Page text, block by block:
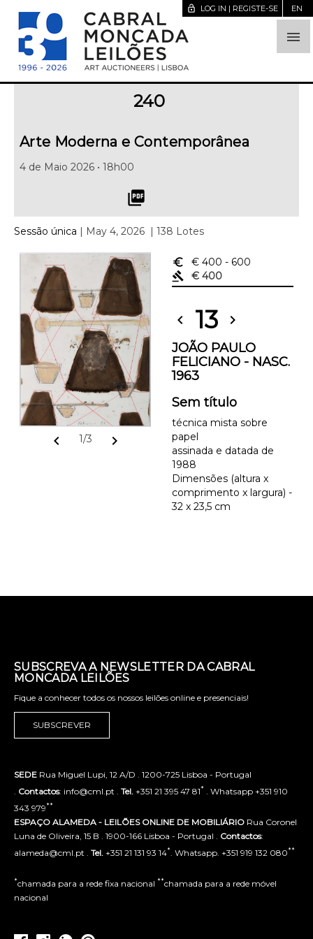

lock_open LOG IN | REGISTE-SE EN
240
Arte Moderna e Contemporânea
4 de Maio 2026 • 18h00
picture_as_pdf
Sessão única | May 4, 2026 | 138 Lotes
chevron_left 1/3 chevron_right
euro_symbol € 400 - 600
gavel
€ 400
chevron_left 13 chevron_right
JOÃO PAULO
FELICIANO - NASC.
1963
Sem título
técnica mista sobre
papel
assinada e datada de
1988
Dimensões (altura x
comprimento x largura) -
32 x 23,5 cm
SUBSCREVA A NEWSLETTER DA CABRAL
MONCADA LEILÕES
Fique a conhecer todos os nossos leilões online e presenciais!
SUBSCREVER
SEDE Rua Miguel Lupi, 12 A/D . 1200-725 Lisboa - Portugal
Contactos: info@cml.pt . Tel. +351 21 395 47 81* . Whatsapp +351 910
343 979**
ESPAÇO ALAMEDA - LEILÕES ONLINE DE MOBILIÁRIO Rua Coronel
Luna de Oliveira, 15 B . 1900-166 Lisboa - Portugal . Contactos:
alameda@cml.pt . Tel. +351 21 131 93 14* . Whatsapp. +351 919 132 080**
*chamada para a rede fixa nacional **chamada para a rede móvel
nacional